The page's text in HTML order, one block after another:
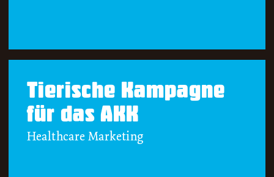
Tierische Kampagne
für das AKK
Healthcare Marketing